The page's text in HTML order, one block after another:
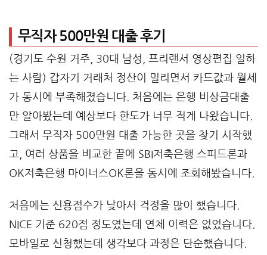
무직자 500만원 대출 후기
(경기도 수원 거주, 30대 남성, 프리랜서 영상편집 일하
는 사람) 갑자기 거래처 정산이 밀리면서 카드값과 월세
가 동시에 부족해졌습니다. 처음에는 은행 비상금대출
만 알아봤는데 예상보다 한도가 너무 적게 나왔습니다.
그래서 무직자 500만원 대출 가능한 곳을 찾기 시작했
고, 여러 상품을 비교한 끝에 SBI저축은행 스피드론과
OK저축은행 마이너스OK론을 동시에 조회해봤습니다.
처음에는 신용점수가 낮아서 걱정을 많이 했습니다.
NICE 기준 620점 정도였는데 연체 이력은 없었습니다.
모바일로 신청했는데 생각보다 과정은 단순했습니다.